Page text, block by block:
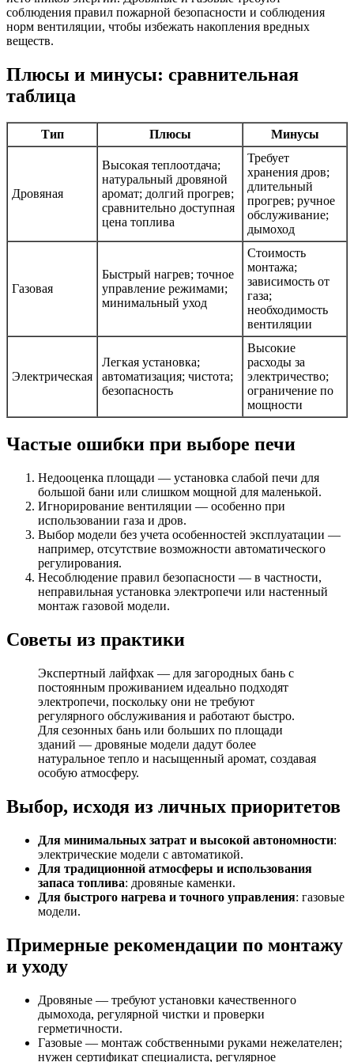
соблюдения правил пожарной безопасности и соблюдения
норм вентиляции, чтобы избежать накопления вредных
веществ.
Плюсы и минусы: сравнительная
таблица
Тип Плюсы Минусы
Дровяная
Высокая теплоотдача;
натуральный дровяной
аромат; долгий прогрев;
сравнительно доступная
цена топлива
Требует
хранения дров;
длительный
прогрев; ручное
обслуживание;
дымоход
Газовая
Быстрый нагрев; точное
управление режимами;
минимальный уход
Стоимость
монтажа;
зависимость от
газа;
необходимость
вентиляции
Электрическая
Легкая установка;
автоматизация; чистота;
безопасность
Высокие
расходы за
электричество;
ограничение по
мощности
Частые ошибки при выборе печи
Недооценка площади — установка слабой печи для
большой бани или слишком мощной для маленькой.
Игнорирование вентиляции — особенно при
использовании газа и дров.
Выбор модели без учета особенностей эксплуатации —
например, отсутствие возможности автоматического
регулирования.
Несоблюдение правил безопасности — в частности,
неправильная установка электропечи или настенный
монтаж газовой модели.
Советы из практики
Экспертный лайфхак — для загородных бань с
постоянным проживанием идеально подходят
электропечи, поскольку они не требуют
регулярного обслуживания и работают быстро.
Для сезонных бань или больших по площади
зданий — дровяные модели дадут более
натуральное тепло и насыщенный аромат, создавая
особую атмосферу.
Выбор, исходя из личных приоритетов
Для минимальных затрат и высокой автономности:
электрические модели с автоматикой.
Для традиционной атмосферы и использования
запаса топлива: дровяные каменки.
Для быстрого нагрева и точного управления: газовые
модели.
Примерные рекомендации по монтажу
и уходу
Дровяные — требуют установки качественного
дымохода, регулярной чистки и проверки
герметичности.
Газовые — монтаж собственными руками нежелателен;
нужен сертификат специалиста, регулярное